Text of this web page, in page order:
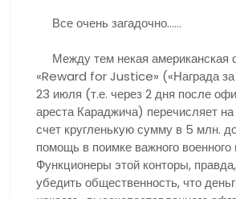
Все очень загадочно……
Между тем некая американская
«Reward for Justice» («Награда за
23 июля (т.е. через 2 дня после
ареста Караджича) перечисляет
счет кругленькую сумму в 5 млн.
помощь в поимке важного военного
Функционеры этой конторы,
убедить общественность, что